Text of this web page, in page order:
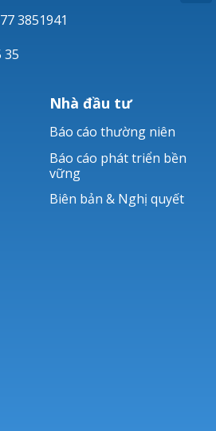
3851941
35
Nhà đầu tư
Báo cáo thường niên
Báo cáo phát triển bền
vững
Biên bản & Nghị quyết